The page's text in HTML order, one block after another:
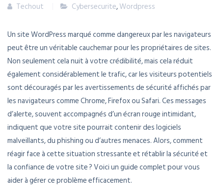
Techout Cybersecurite,Wordpress
Un site WordPress marqué comme dangereux par les navigateurs
peut être un véritable cauchemar pour les propriétaires de sites.
Non seulement cela nuit à votre crédibilité, mais cela réduit
également considérablement le trafic, car les visiteurs potentiels
sont découragés par les avertissements de sécurité affichés par
les navigateurs comme Chrome, Firefox ou Safari. Ces messages
d’alerte, souvent accompagnés d’un écran rouge intimidant,
indiquent que votre site pourrait contenir des logiciels
malveillants, du phishing ou d’autres menaces. Alors, comment
réagir face à cette situation stressante et rétablir la sécurité et
la confiance de votre site ? Voici un guide complet pour vous
aider à gérer ce problème efficacement.